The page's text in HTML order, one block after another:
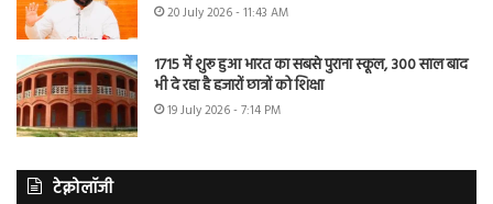
20 July 2026 - 11:43 AM
1715 में शुरू हुआ भारत का सबसे पुराना स्कूल, 300 साल बाद
भी दे रहा है हजारों छात्रों को शिक्षा
19 July 2026 - 7:14 PM
टेक्नोलॉजी